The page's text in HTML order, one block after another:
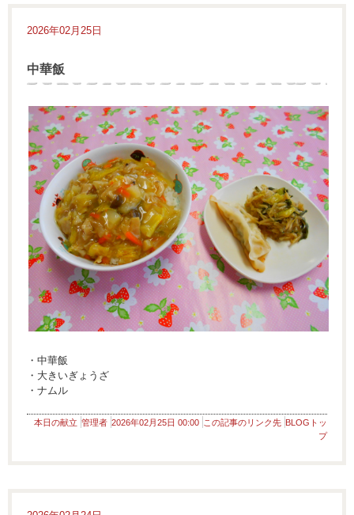
2026年02月25日
中華飯
・中華飯
・大きいぎょうざ
・ナムル
本日の献立 管理者 2026年02月25日 00:00 この記事のリンク先 BLOGトッ
プ